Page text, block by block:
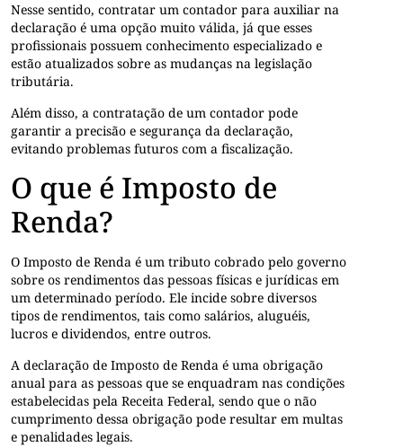
Nesse sentido, contratar um contador para auxiliar na
declaração é uma opção muito válida, já que esses
profissionais possuem conhecimento especializado e
estão atualizados sobre as mudanças na legislação
tributária.
Além disso, a contratação de um contador pode
garantir a precisão e segurança da declaração,
evitando problemas futuros com a fiscalização.
O que é Imposto de
Renda?
O Imposto de Renda é um tributo cobrado pelo governo
sobre os rendimentos das pessoas físicas e jurídicas em
um determinado período. Ele incide sobre diversos
tipos de rendimentos, tais como salários, aluguéis,
lucros e dividendos, entre outros.
A declaração de Imposto de Renda é uma obrigação
anual para as pessoas que se enquadram nas condições
estabelecidas pela Receita Federal, sendo que o não
cumprimento dessa obrigação pode resultar em multas
e penalidades legais.